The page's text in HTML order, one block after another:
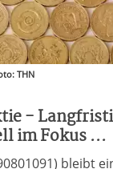
THN
-
im Fokus ...
bleibt